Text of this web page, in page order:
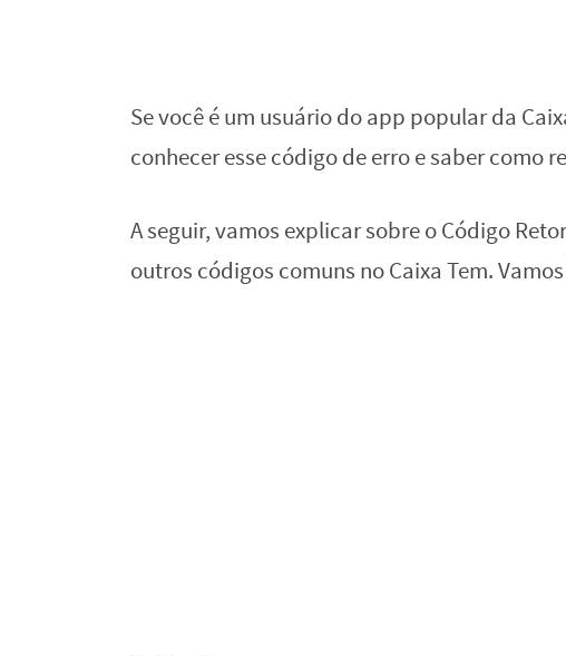
Se você é um usuário do app popular da
conhecer esse código de erro e saber como
A seguir, vamos explicar sobre o Código
outros códigos comuns no Caixa Tem.